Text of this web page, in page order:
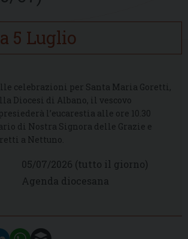
5 Luglio
celebrazioni per Santa Maria Goretti,
Diocesi di Albano, il vescovo
l’eucarestia alle ore 10.30
di Nostra Signora delle Grazie e
a Nettuno.
05/07/2026 (tutto il giorno)
Agenda diocesana